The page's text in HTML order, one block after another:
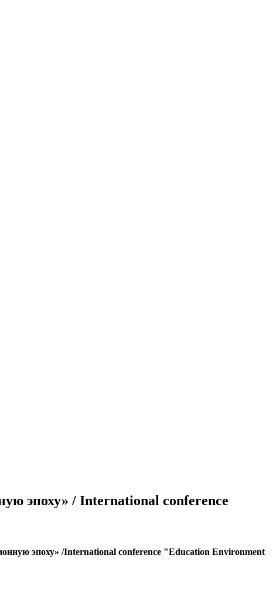
эпоху» / International conference
эпоху» /International conference "Education Environment